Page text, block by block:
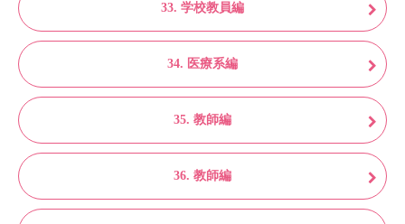
33. 学校教員編
34. 医療系編
35. 教師編
36. 教師編